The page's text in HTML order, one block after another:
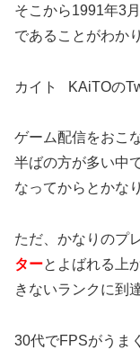
そこから1991年3
であることがわか
カイト KAiTOの
ゲーム配信をおこ
半ばの方が多い中
なってからとかな
ただ、かなりのプ
ターとよばれる 上
きないランクに到
30代でFPSがうま